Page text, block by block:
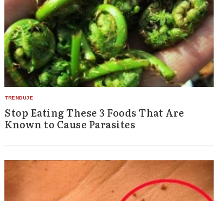
Stop Eating These 3 Foods That Are
Known to Cause Parasites